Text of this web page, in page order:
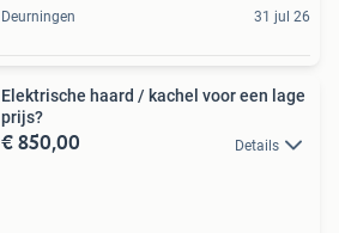
Deurningen 31 jul 26
Elektrische haard / kachel voor een lage
prijs?
€ 850,00 Details